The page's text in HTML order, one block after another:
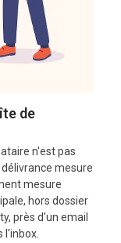
de
n'est pas
mesure
mesure
hors dossier
près d'un email
l'inbox.